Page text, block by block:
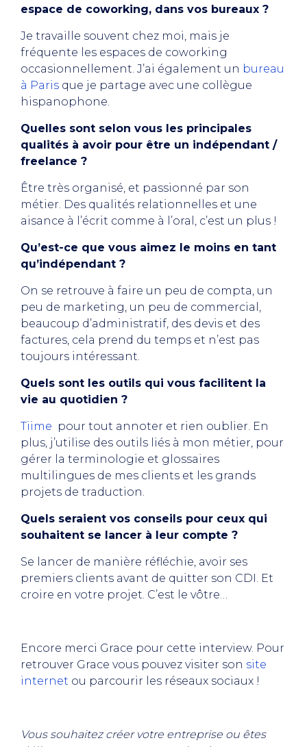
espace de coworking, dans vos bureaux ?
Je travaille souvent chez moi, mais je
fréquente les espaces de coworking
occasionnellement. J’ai également un bureau
à Paris que je partage avec une collègue
hispanophone.
Quelles sont selon vous les principales
qualités à avoir pour être un indépendant /
freelance ?
Être très organisé, et passionné par son
métier. Des qualités relationnelles et une
aisance à l’écrit comme à l’oral, c’est un plus !
Qu’est-ce que vous aimez le moins en tant
qu’indépendant ?
On se retrouve à faire un peu de compta, un
peu de marketing, un peu de commercial,
beaucoup d’administratif, des devis et des
factures, cela prend du temps et n’est pas
toujours intéressant.
Quels sont les outils qui vous facilitent la
vie au quotidien ?
Tiime pour tout annoter et rien oublier. En
plus, j’utilise des outils liés à mon métier, pour
gérer la terminologie et glossaires
multilingues de mes clients et les grands
projets de traduction.
Quels seraient vos conseils pour ceux qui
souhaitent se lancer à leur compte ?
Se lancer de manière réfléchie, avoir ses
premiers clients avant de quitter son CDI. Et
croire en votre projet. C’est le vôtre…
Encore merci Grace pour cette interview. Pour
retrouver Grace vous pouvez visiter son site
internet ou parcourir les réseaux sociaux !
Vous souhaitez créer votre entreprise ou êtes